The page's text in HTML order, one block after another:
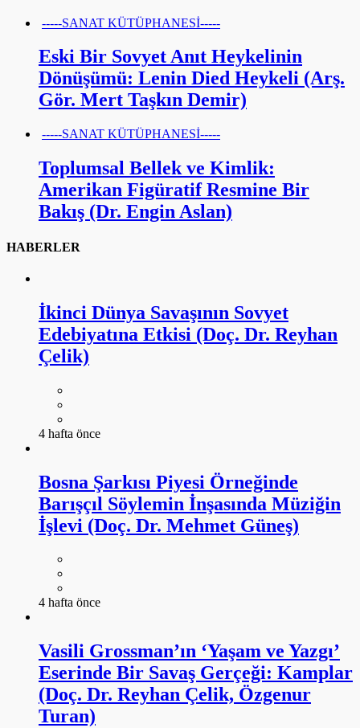
-----SANAT KÜTÜPHANESİ-----
Eski Bir Sovyet Anıt Heykelinin
Dönüşümü: Lenin Died Heykeli (Arş.
Gör. Mert Taşkın Demir)
-----SANAT KÜTÜPHANESİ-----
Toplumsal Bellek ve Kimlik:
Amerikan Figüratif Resmine Bir
Bakış (Dr. Engin Aslan)
HABERLER
İkinci Dünya Savaşının Sovyet
Edebiyatına Etkisi (Doç. Dr. Reyhan
Çelik)
4 hafta önce
Bosna Şarkısı Piyesi Örneğinde
Barışçıl Söylemin İnşasında Müziğin
İşlevi (Doç. Dr. Mehmet Güneş)
4 hafta önce
Vasili Grossman’ın ‘Yaşam ve Yazgı’
Eserinde Bir Savaş Gerçeği: Kamplar
(Doç. Dr. Reyhan Çelik, Özgenur
Turan)